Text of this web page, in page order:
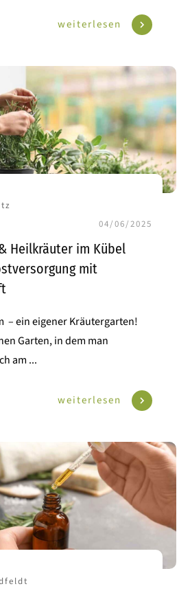
weiterlesen
04/06/2025
Heilkräuter im Kübel
mit
– ein eigener Kräutergarten!
Garten, in dem man
am ...
weiterlesen